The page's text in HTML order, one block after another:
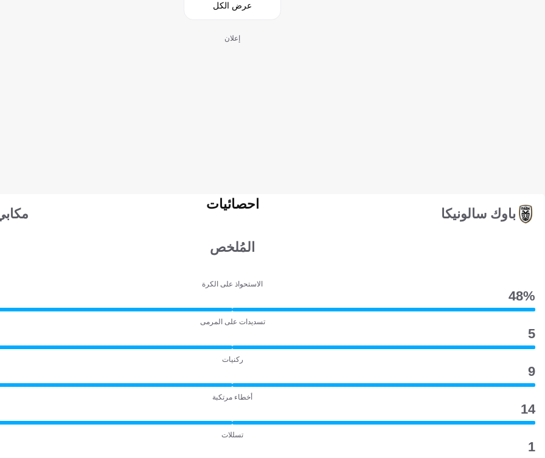
عرض الكل
إعلان
باوك سالونيكا
احصائيات
المُلخص
الاستحواذ على الكرة
48‎%‎
تسديدات على المرمى
5
ركنيات
9
أخطاء مرتكبة
14
تسللات
1